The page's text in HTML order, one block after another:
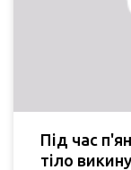
Під час
тіло